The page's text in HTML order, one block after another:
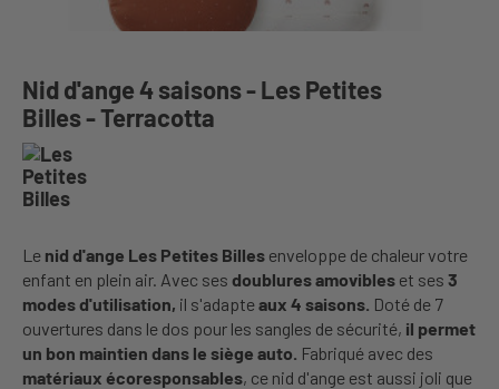
Nid d'ange 4 saisons - Les Petites
Billes - Terracotta
Le nid d'ange Les Petites Billes enveloppe de chaleur votre
enfant en plein air. Avec ses doublures amovibles et ses 3
modes d'utilisation, il s'adapteaux 4 saisons. Doté de 7
ouvertures dans le dos pour les sangles de sécurité, il permet
un bon maintien dans le siège auto. Fabriqué avec des
matériaux écoresponsables, ce nid d'ange est aussi joli que